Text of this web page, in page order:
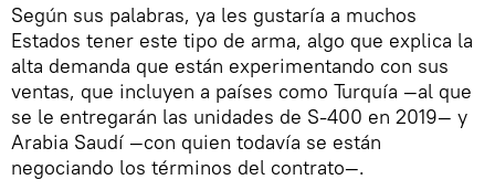
Según sus palabras, ya les gustaría a muchos
Estados tener este tipo de arma, algo que explica la
alta demanda que están experimentando con sus
ventas, que incluyen a países como Turquía —al que
se le entregarán las unidades de S-400 en 2019— y
Arabia Saudí —con quien todavía se están
negociando los términos del contrato—.